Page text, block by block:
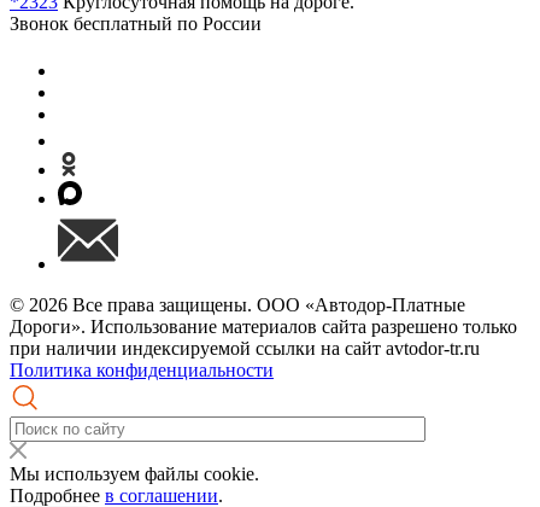
Звонок бесплатный по России
© 2026 Все права защищены. ООО «Автодор-Платные
Дороги». Использование материалов сайта разрешено только
при наличии индексируемой ссылки на сайт avtodor-tr.ru
Политика конфиденциальности
Мы используем файлы cookie.
Подробнее в соглашении.